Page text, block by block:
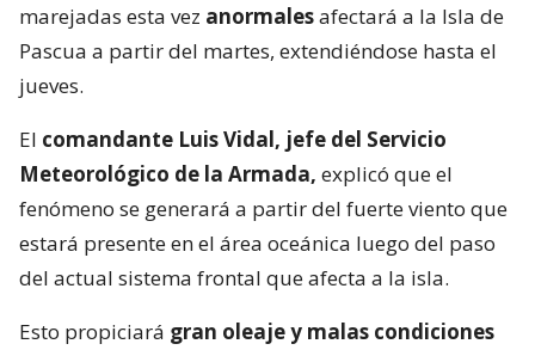
marejadas esta vez anormalesafectará a la Isla de
Pascua a partir del martes, extendiéndose hasta el
jueves.
El comandante Luis Vidal, jefe del Servicio
Meteorológico de la Armada, explicó que el
fenómeno se generará a partir del fuerte viento que
estará presente en el área oceánica luego del paso
del actual sistema frontal que afecta a la isla.
Esto propiciará gran oleaje y malas condiciones